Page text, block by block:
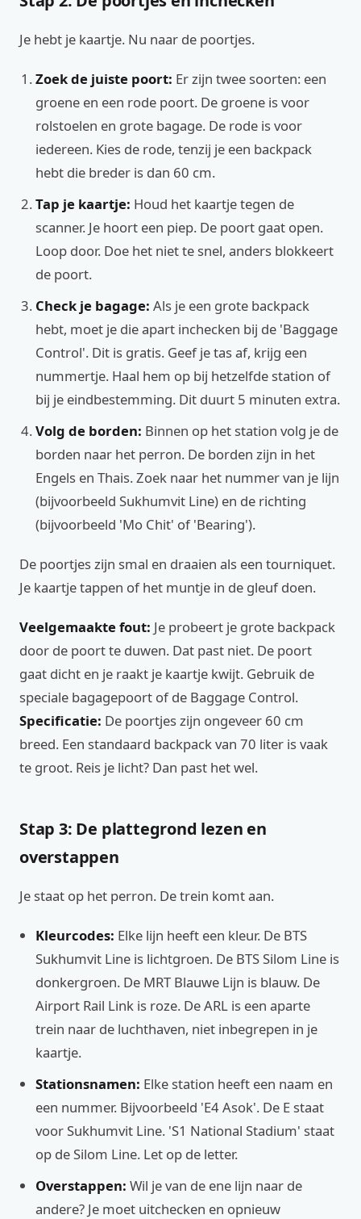
Je hebt je kaartje. Nu naar de poortjes.
Zoek de juiste poort: Er zijn twee soorten: een
groene en een rode poort. De groene is voor
rolstoelen en grote bagage. De rode is voor
iedereen. Kies de rode, tenzij je een backpack
hebt die breder is dan 60 cm.
Tap je kaartje: Houd het kaartje tegen de
scanner. Je hoort een piep. De poort gaat open.
Loop door. Doe het niet te snel, anders blokkeert
de poort.
Check je bagage: Als je een grote backpack
hebt, moet je die apart inchecken bij de 'Baggage
Control'. Dit is gratis. Geef je tas af, krijg een
nummertje. Haal hem op bij hetzelfde station of
bij je eindbestemming. Dit duurt 5 minuten extra.
Volg de borden: Binnen op het station volg je de
borden naar het perron. De borden zijn in het
Engels en Thais. Zoek naar het nummer van je lijn
(bijvoorbeeld Sukhumvit Line) en de richting
(bijvoorbeeld 'Mo Chit' of 'Bearing').
De poortjes zijn smal en draaien als een tourniquet.
Je kaartje tappen of het muntje in de gleuf doen.
Veelgemaakte fout: Je probeert je grote backpack
door de poort te duwen. Dat past niet. De poort
gaat dicht en je raakt je kaartje kwijt. Gebruik de
speciale bagagepoort of de Baggage Control.
Specificatie: De poortjes zijn ongeveer 60 cm
breed. Een standaard backpack van 70 liter is vaak
te groot. Reis je licht? Dan past het wel.
Stap 3: De plattegrond lezen en
overstappen
Je staat op het perron. De trein komt aan.
Kleurcodes: Elke lijn heeft een kleur. De BTS
Sukhumvit Line is lichtgroen. De BTS Silom Line is
donkergroen. De MRT Blauwe Lijn is blauw. De
Airport Rail Link is roze. De ARL is een aparte
trein naar de luchthaven, niet inbegrepen in je
kaartje.
Stationsnamen: Elke station heeft een naam en
een nummer. Bijvoorbeeld 'E4 Asok'. De E staat
voor Sukhumvit Line. 'S1 National Stadium' staat
op de Silom Line. Let op de letter.
Overstappen: Wil je van de ene lijn naar de
andere? Je moet uitchecken en opnieuw